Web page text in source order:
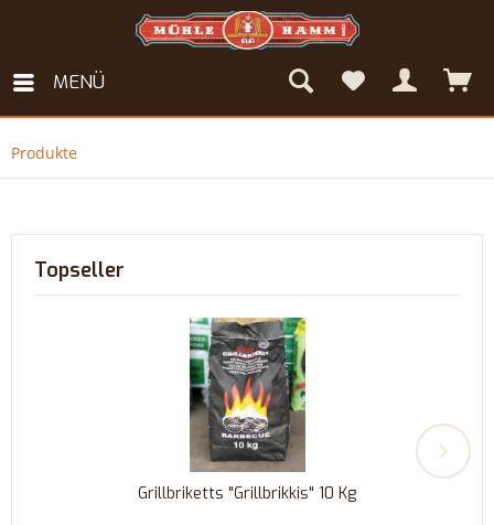
MENÜ
Produkte
Topseller
Grillbriketts "Grillbrikkis" 10 Kg